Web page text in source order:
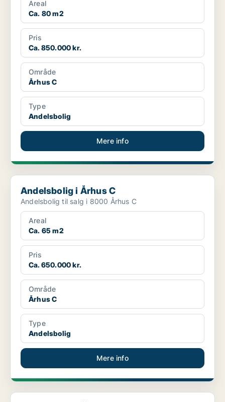
Areal
Ca. 80 m2
Pris
Ca. 850.000 kr.
Område
Århus C
Type
Andelsbolig
Mere info
Andelsbolig i Århus C
Andelsbolig i Århus C
Andelsbolig til salg i 8000 Århus C
Areal
Ca. 65 m2
Pris
Ca. 650.000 kr.
Område
Århus C
Type
Andelsbolig
Mere info
Andelsbolig i Århus N